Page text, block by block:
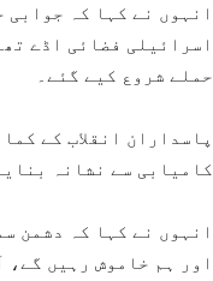
انہوں نے کہا کہ
اسرائیلی فضائی اڈے
حملے شروع کیے گئے۔
کامیابی سے نشانہ
انہوں نے کہا کہ دشمن
اور ہم خاموش رہیں